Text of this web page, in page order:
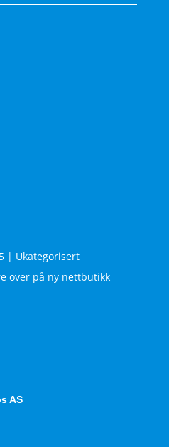
| Ukategorisert
over på ny nettbutikk
AS